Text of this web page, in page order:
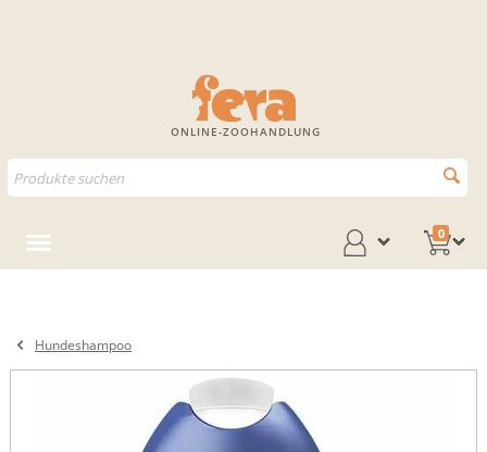
ONLINE-ZOOHANDLUNG
0
Hundeshampoo